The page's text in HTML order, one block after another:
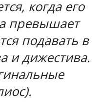
когда его
превышает
подавать в
и дижестива.